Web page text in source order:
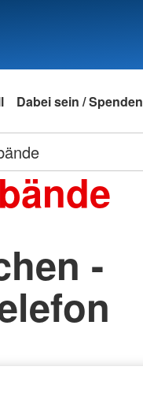
Dabei sein / Spenden
-